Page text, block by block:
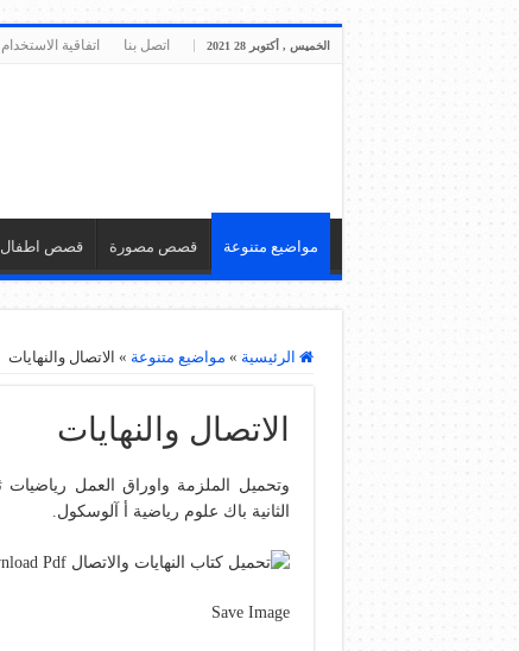
الخميس , أكتوبر 28 2021 اتصل بنا اتفاقية الاستخدام
مواضيع متنوعة قصص مصورة قصص اطفال
الرئيسية » مواضيع متنوعة » الاتصال والنهايات
الاتصال والنهايات
الثانية باك علوم رياضية أ آلوسكول.
Save Image